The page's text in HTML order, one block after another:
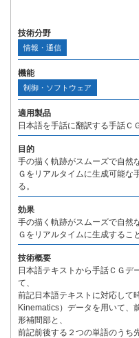
技術分野
情報・通信
機能
制御・ソフトウェア
適用製品
日本語を手話に翻訳する手話Ｃ
目的
手の描く軌跡がスムーズで自然
Ｇをリアルタイムに生成可能な
る。
効果
手の描く軌跡がスムーズで自然
Ｇをリアルタイムに生成するこ
技術概要
日本語テキストから手話ＣＧデ
て、
前記日本語テキストに対応して
Kinematics）データを用いて、
形補間部と、
前記前後する２つの単語のうち